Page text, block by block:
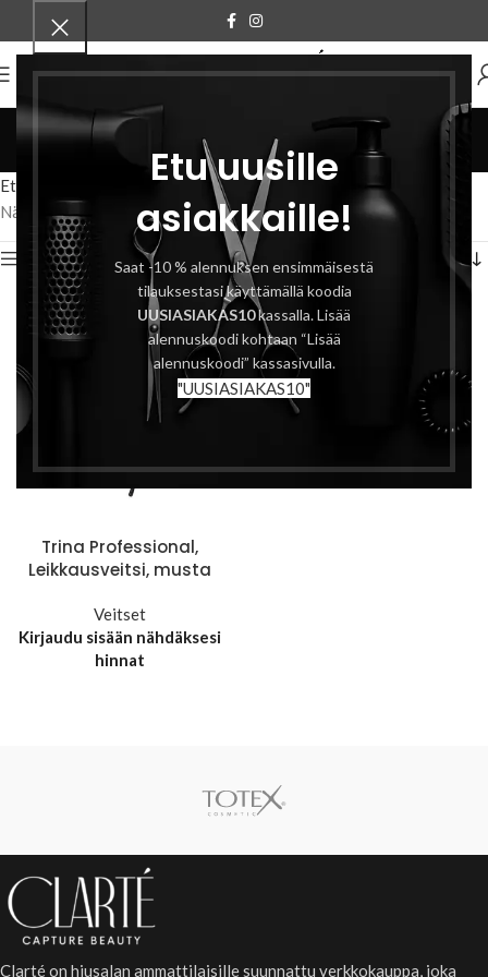
Etu uusille
asiakkaille!
Saat -10 % alennuksen ensimmäisestä
tilauksestasi käyttämällä koodia
UUSIASIAKAS10kassalla. Lisää
alennuskoodi kohtaan “Lisää
alennuskoodi” kassasivulla.
"UUSIASIAKAS10"
VALIKKO
leikkausveitsi
Tuotteet
Etusivu
Tuotteet avainsanalla “leikkausveitsi”
Näytetään ainoa tulos
Näytä sivupalkki
Trina Professional,
Leikkausveitsi, musta
Veitset
Kirjaudu sisään nähdäksesi
hinnat
Clarté on hiusalan ammattilaisille suunnattu verkkokauppa, joka